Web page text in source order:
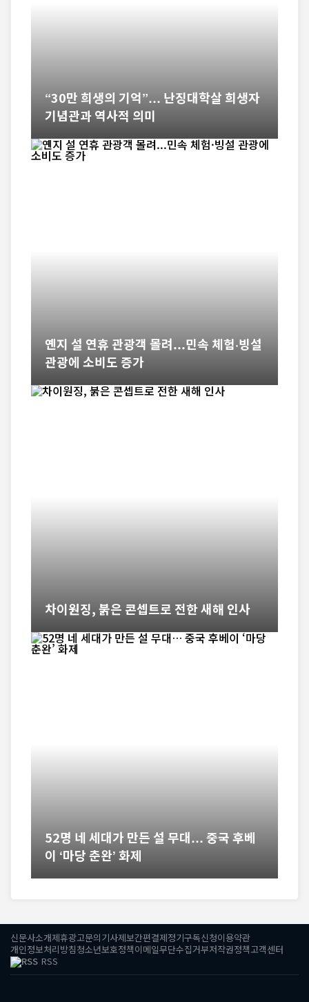
“30만 희생의 기억”… 난징대학살 희생자
기념관과 역사적 의미
옌지 설 연휴 관광객 몰려...민속 체험·빙설
관광에 소비도 증가
차이원징, 붉은 콘셉트로 전한 새해 인사
52명 네 세대가 만든 설 무대… 중국 후베
이 ‘마당 춘완’ 화제
신문사소개제휴광고문의기사제보간편결제정기구독신청이용약관
개인정보처리방침청소년보호정책이메일무단수집거부저작권정책고객센터
RSS